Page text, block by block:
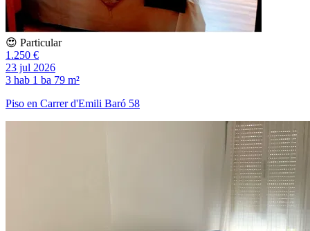
😍 Particular
1.250 €
23 jul 2026
3 hab 1 ba 79 m²
Piso en Carrer d'Emili Baró 58